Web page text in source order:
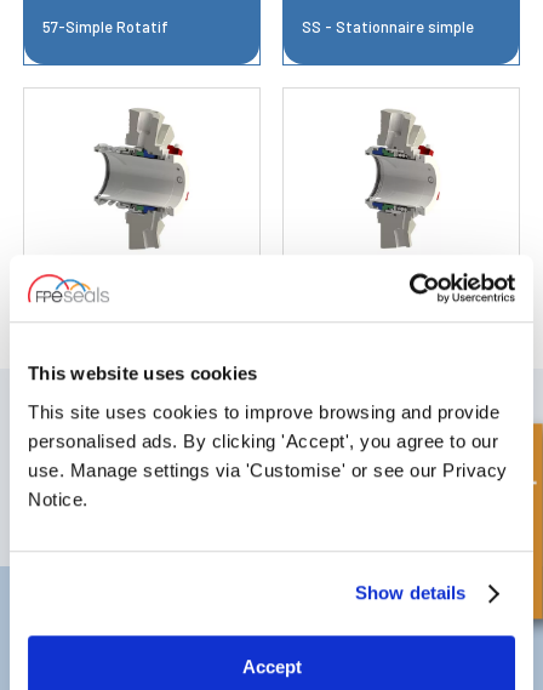
This website uses cookies
This site uses cookies to improve browsing and provide
personalised ads. By clicking 'Accept', you agree to our
use. Manage settings via 'Customise' or see our Privacy
Notice.
Show details
Accept
57-Simple Rotatif SS - Stationnaire simple
VRSS3/VBRSS3-Rotatif
VSSS3/VBSSS3-
S'INSCRIRE À NOTRE BULLETIN
N'oubliez pas de vous abonner à notre newsletter pour recevoir des
détails sur nos dernières offres spéciales et nos nouveaux produits.
Téléphone:+44 (0) 1325 282732
sales@fpeseals.com
Doncaster
Téléphone:+44 (0)
Demande rapide